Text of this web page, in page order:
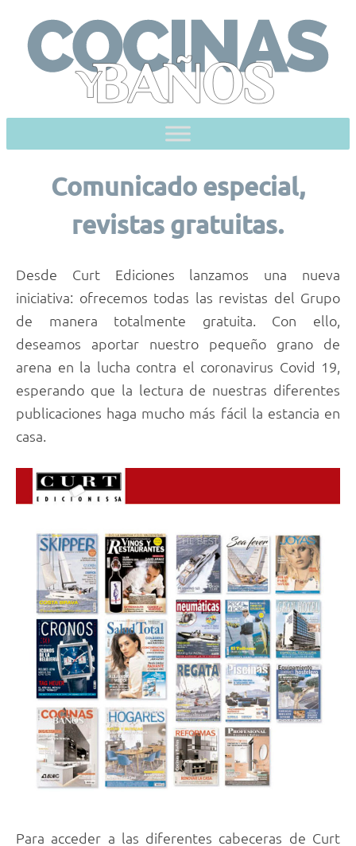
content
Comunicado especial,
revistas gratuitas.
Desde Curt Ediciones lanzamos una nueva
iniciativa: ofrecemos todas las revistas del Grupo
de manera totalmente gratuita. Con ello,
deseamos aportar nuestro pequeño grano de
arena en la lucha contra el coronavirus Covid 19,
esperando que la lectura de nuestras diferentes
publicaciones haga mucho más fácil la estancia en
casa.
Para acceder a las diferentes cabeceras de Curt